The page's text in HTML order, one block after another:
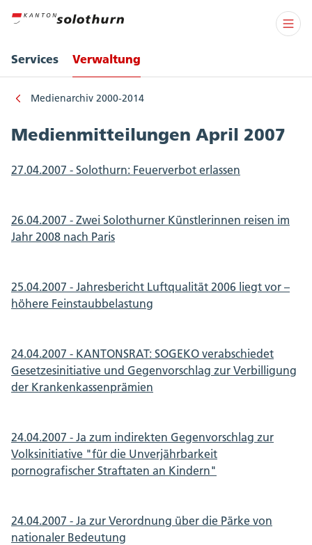
Services Verwaltung
Medienarchiv 2000-2014
Medienmitteilungen April 2007
27.04.2007 - Solothurn: Feuerverbot erlassen
26.04.2007 - Zwei Solothurner Künstlerinnen reisen im
Jahr 2008 nach Paris
25.04.2007 - Jahresbericht Luftqualität 2006 liegt vor –
höhere Feinstaubbelastung
24.04.2007 - KANTONSRAT: SOGEKO verabschiedet
Gesetzesinitiative und Gegenvorschlag zur Verbilligung
der Krankenkassenprämien
24.04.2007 - Ja zum indirekten Gegenvorschlag zur
Volksinitiative "für die Unverjährbarkeit
pornografischer Straftaten an Kindern"
24.04.2007 - Ja zur Verordnung über die Pärke von
nationaler Bedeutung